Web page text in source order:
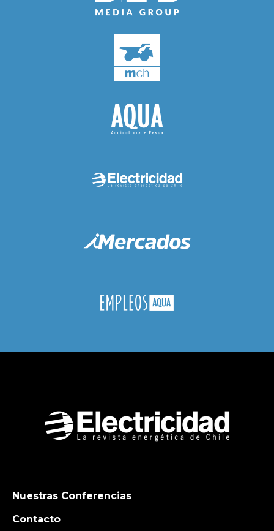
Nuestras Conferencias
Contacto